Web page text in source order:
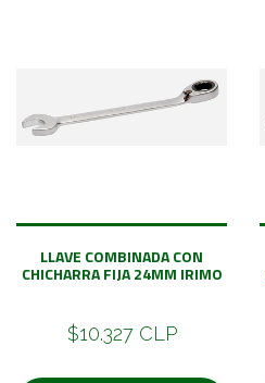
LLAVE COMBINADA CON
CHICHARRA FIJA 24MM IRIMO
$10.327 CLP